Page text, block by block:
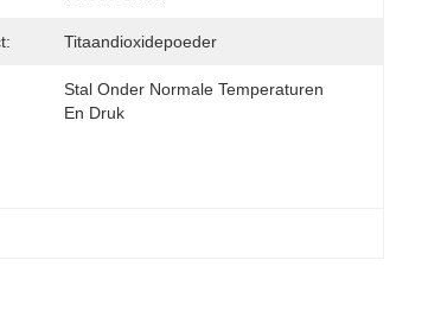
Titaandioxidepoeder
Stal Onder Normale Temperaturen
En Druk